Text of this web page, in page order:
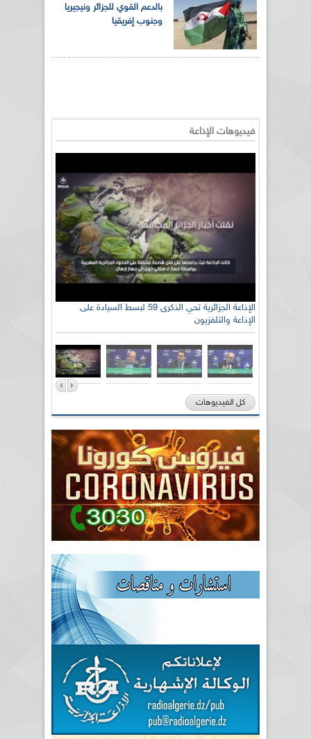
بالدعم القوي للجزائر ونيجيريا
وجنوب إفريقيا
فيديوهات الإذاعة
الإذاعة الجزائرية تحي الذكرى 59 لبسط السيادة على
الإذاعة والتلفزيون
كل الفيديوهات